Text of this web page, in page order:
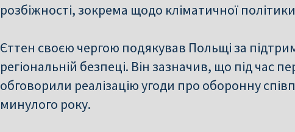
розбіжності, зокрема щодо кліматичної
Єттен своєю чергою подякував Польщі за
регіональній безпеці. Він зазначив, що під час
обговорили реалізацію угоди про оборонну
минулого року.